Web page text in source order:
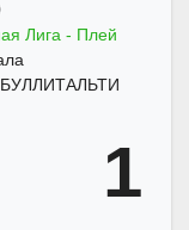
Лига - Плей
1